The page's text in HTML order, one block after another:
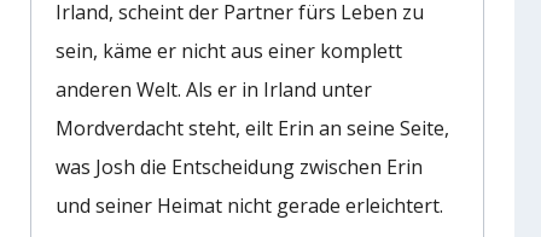
Irland, scheint der Partner fürs Leben zu
sein, käme er nicht aus einer komplett
anderen Welt. Als er in Irland unter
Mordverdacht steht, eilt Erin an seine Seite,
was Josh die Entscheidung zwischen Erin
und seiner Heimat nicht gerade erleichtert.